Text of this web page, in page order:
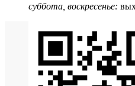
суббота, воскресенье: